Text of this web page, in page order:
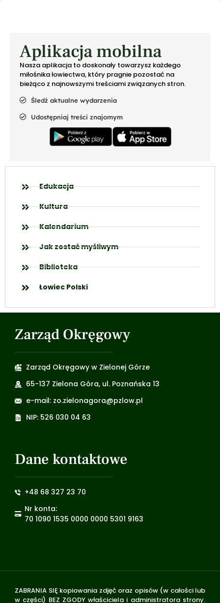
Aplikacja mobilna
Nasza aplikacja to doskonały towarzysz każdego
miłośnika łowiectwa, który pragnie pozostać na
bieżąco z najnowszymi treściami związanych stron.
Śledź aktualne wydarzenia
Udostępniaj treści znajomym
Edukacja
Kultura
Kalendarium
Jak zostać myśliwym
Biblioteka
Łowiec Polski
Zarząd Okręgowy
Zarząd Okręgowy w Zielonej Górze
65-137 Zielona Góra, ul. Poznańska 13
e-mail: zo.zielonagora@pzlow.pl
NIP: 526 030 04 63
Dane kontaktowe
+48 68 327 23 70
Nr konta:
70 1090 1535 0000 0000 5301 9163
ZABRANIA SIĘ kopiowania zdjęć oraz opisów (w całości lub
w części) BEZ ZGODY właściciela i administratora strony.